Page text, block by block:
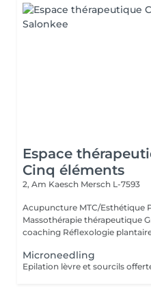
Espace
Cinq éléments
2, Am Kaesch Mersch L-7593
Acupuncture MTC/Esthétique
Massothérapie thérapeutique
coaching Réflexologie
Microneedling
Epilation lèvre et sourcils